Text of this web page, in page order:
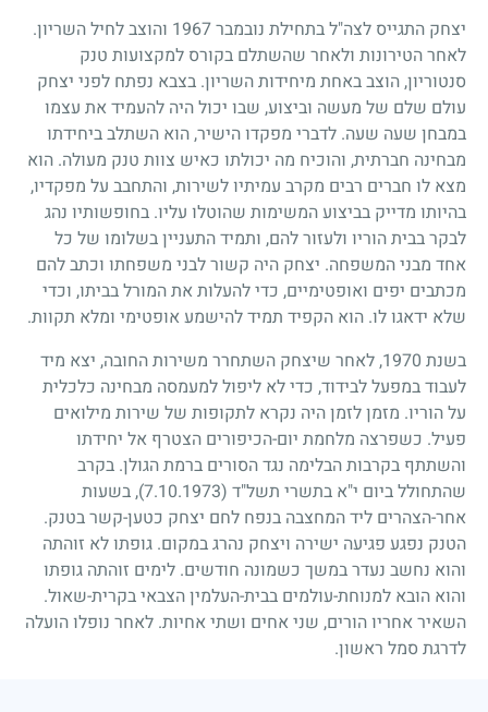
יצחק התגייס לצה"ל בתחילת נובמבר1967 והוצב לחיל השריון.
לאחר הטירונות ולאחר שהשתלם בקורס למקצועות טנק
סנטוריון, הוצב באחת מיחידות השריון. בצבא נפתח לפני יצחק
עולם שלם של מעשה וביצוע, שבו יכול היה להעמיד את עצמו
במבחן שעה שעה. לדברי מפקדו הישיר, הוא השתלב ביחידתו
מבחינה חברתית, והוכיח מה יכולתו כאיש צוות טנק מעולה. הוא
מצא לו חברים רבים מקרב עמיתיו לשירות, והתחבב על מפקדיו,
בהיותו מדייק בביצוע המשימות שהוטלו עליו. בחופשותיו נהג
לבקר בבית הוריו ולעזור להם, ותמיד התעניין בשלומו של כל
אחד מבני המשפחה. יצחק היה קשור לבני משפחתו וכתב להם
מכתבים יפים ואופטימיים, כדי להעלות את המורל בביתו, וכדי
שלא ידאגו לו. הוא הקפיד תמיד להישמע אופטימי ומלא תקוות.
בשנת 1970, לאחר שיצחק השתחרר משירות החובה, יצא מיד
לעבוד במפעל לבידוד, כדי לא ליפול למעמסה מבחינה כלכלית
על הוריו. מזמן לזמן היה נקרא לתקופות של שירות מילואים
פעיל. כשפרצה מלחמת יום-הכיפורים הצטרף אל יחידתו
והשתתף בקרבות הבלימה נגד הסורים ברמת הגולן. בקרב
שהתחולל ביום י"א בתשרי תשל"ד (7.10.1973)
, בשעות
אחר-הצהרים ליד המחצבה בנפח לחם יצחק כטען-קשר בטנק.
הטנק נפגע פגיעה ישירה ויצחק נהרג במקום. גופתו לא זוהתה
והוא נחשב נעדר במשך כשמונה חודשים. לימים זוהתה גופתו
והוא הובא למנוחת-עולמים בבית-העלמין הצבאי בקרית-שאול.
השאיר אחריו הורים, שני אחים ושתי אחיות. לאחר נופלו הועלה
לדרגת סמל ראשון.